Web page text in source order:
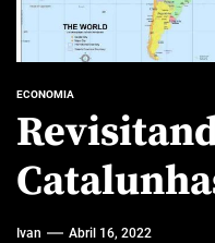
ECONOMIA
Ivan Abril 16, 2022